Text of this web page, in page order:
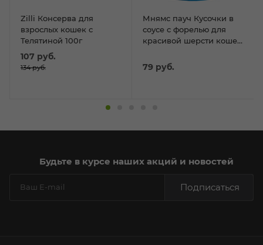
Zilli Консерва для
взрослых кошек с
Телятиной 100г
107 руб.
134руб.
Мнямс пауч Кусочки в
соусе с форелью для
красивой шерсти кошек
79 руб.
Будьте в курсе наших акций и новостей
Подписаться